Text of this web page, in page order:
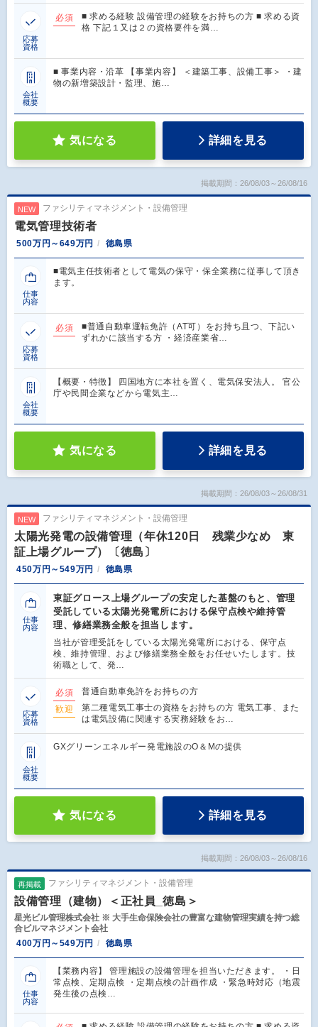
応募
資格
必須
■ 求める経験 設備管理の経験をお持ちの方 ■ 求める資
格 下記１又は２の資格要件を満…
会社
概要
■ 事業内容・沿革 【事業内容】 ＜建築工事、設備工事＞ ・建
物の新増築設計・監理、施…
気になる 詳細を見る
掲載期間：26/08/03～26/08/16
NEW ファシリティマネジメント・設備管理
電気管理技術者
500万円～649万円 徳島県
仕事
内容
■電気主任技術者として電気の保守・保全業務に従事して頂き
ます。
応募
資格
必須
■普通自動車運転免許（AT可）をお持ち且つ、下記い
ずれかに該当する方 ・経済産業省…
会社
概要
【概要・特徴】 四国地方に本社を置く、電気保安法人。 官公
庁や民間企業などから電気主…
気になる 詳細を見る
掲載期間：26/08/03～26/08/31
NEW ファシリティマネジメント・設備管理
太陽光発電の設備管理（年休120日 残業少なめ 東
証上場グループ）〔徳島〕
450万円～549万円 徳島県
仕事
内容
東証グロース上場グループの安定した基盤のもと、管理
受託している太陽光発電所における保守点検や維持管
理、修繕業務全般を担当します。
当社が管理受託をしている太陽光発電所における、保守点
検、維持管理、および修繕業務全般をお任せいたします。技
術職として、発…
応募
資格
必須
普通自動車免許をお持ちの方
歓迎
第二種電気工事士の資格をお持ちの方 電気工事、また
は電気設備に関連する実務経験をお…
会社
概要
GXグリーンエネルギー発電施設のO＆Mの提供
気になる 詳細を見る
掲載期間：26/08/03～26/08/16
再掲載 ファシリティマネジメント・設備管理
設備管理（建物）＜正社員_徳島＞
星光ビル管理株式会社 ※ 大手生命保険会社の豊富な建物管理実績を持つ総
合ビルマネジメント会社
400万円～549万円
徳島県
仕事
内容
【業務内容】 管理施設の設備管理を担当いただきます。 ・日
常点検、定期点検 ・定期点検の計画作成 ・緊急時対応（地震
発生後の点検…